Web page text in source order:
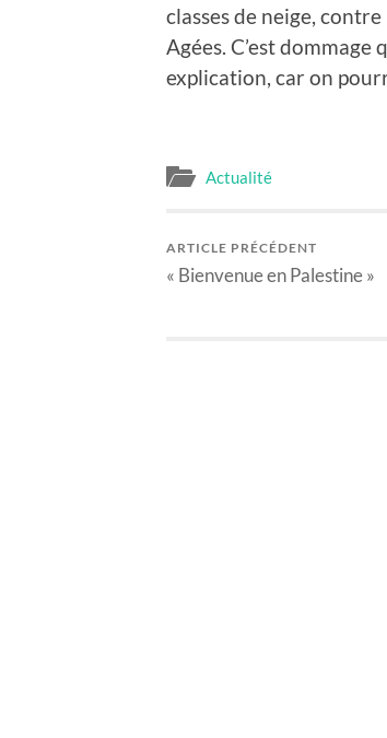
classes de neige,
Agées. C’est dommage
explication, car on
Actualité
ARTICLE PRÉCÉDENT
« Bienvenue en Palestine »